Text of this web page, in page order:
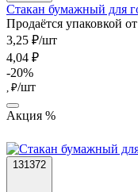
Стакан бумажный для
Продаётся упаковкой
3,25 ₽/шт
4,04 ₽
-20%
, ₽/шт
Акция %
131372